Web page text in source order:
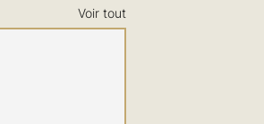
Voir tout